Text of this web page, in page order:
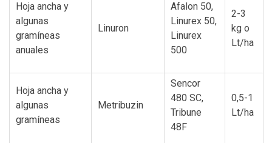
Hoja ancha y
algunas
gramíneas
anuales
Linuron
Afalon 50,
Linurex 50,
Linurex
500
2-3
kg o
Lt/ha
Hoja ancha y
algunas
gramíneas
Metribuzin
Sencor
480 SC,
Tribune
48F
0,5-1
Lt/ha